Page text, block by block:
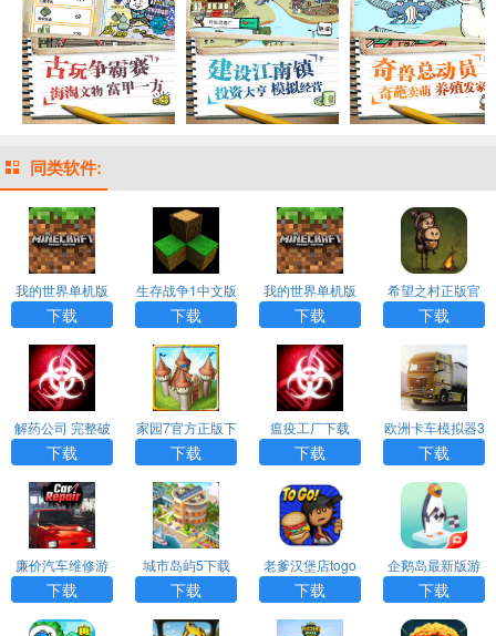
同类软件:
我的世界单机版
手机下载
下载
生存战争1中文版
下载
下载
我的世界单机版
手机版
下载
希望之村正版官
方版
下载
解药公司 完整破
解版（Plague In
c）
下载
家园7官方正版下
载
下载
瘟疫工厂下载
下载
欧洲卡车模拟器3
内置Mod菜单
下载
廉价汽车维修游
戏下载
下载
城市岛屿5下载
下载
老爹汉堡店togo
安卓版下载
下载
企鹅岛最新版游
戏下载
下载